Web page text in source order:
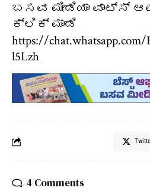
ಬಸವ ಮೀಡಿಯಾ ವಾಟ್ಸ್ ಆಪ್
ಕ್ಲಿಕ್ ಮಾಡಿ
https://
l5Lzh
4 Comments